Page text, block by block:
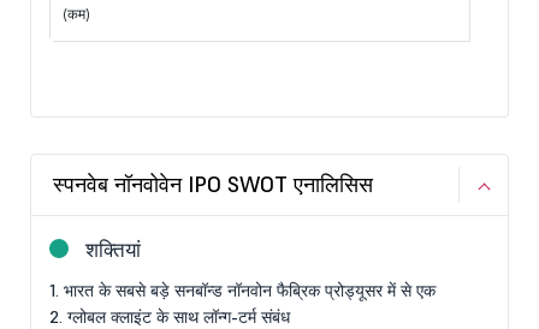
(कम)
स्पनवेब नॉनवोवेन IPO SWOT एनालिसिस
शक्तियां
1. भारत के सबसे बड़े सनबॉन्ड नॉनवोन फैब्रिक प्रोड्यूसर में से एक
2. ग्लोबल क्लाइंट के साथ लॉन्ग-टर्म संबंध